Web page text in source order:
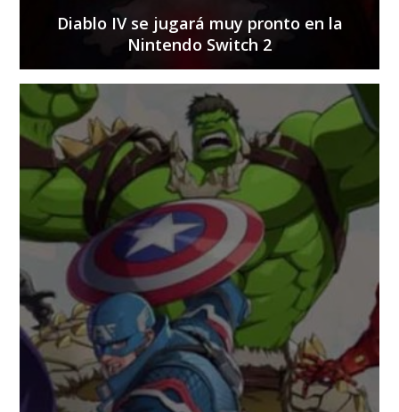
Diablo IV se jugará muy pronto en la
Nintendo Switch 2